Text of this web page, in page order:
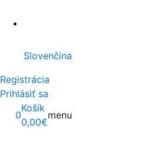
Slovenčina
Registrácia
Prihlásiť sa
0
Košík
0,00€
menu